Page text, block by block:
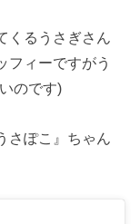
くるうさぎさん
フィーですがう
のです)
さぽこ』ちゃん